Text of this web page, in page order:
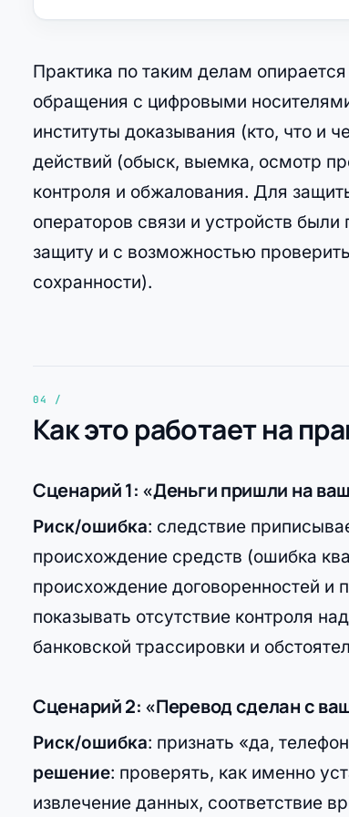
Практика по таким делам
обращения с цифровыми
институты доказывания (кто, что и
действий (обыск, выемка, осмотр
контроля и обжалования. Для
операторов связи и устройств
защиту и с возможностью
сохранности).
Как это работает на
Сценарий 1: «Деньги пришли на
Риск/ошибка: следствие
происхождение средств (ошибка
происхождение договоренностей и
показывать отсутствие контроля
банковской трассировки и
Сценарий 2: «Перевод сделан с
Риск/ошибка: признать «да,
решение: проверять, как именно
извлечение данных, соответствие